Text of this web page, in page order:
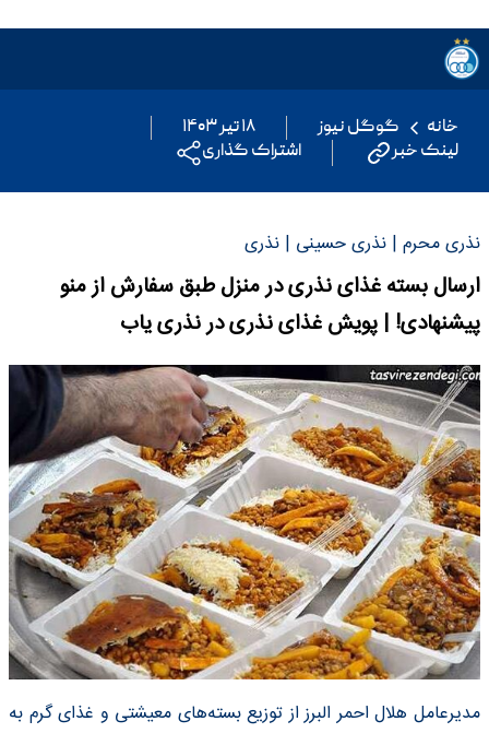
خانه گوگل نیوز
۱۸ تیر ۱۴۰۳
لینک خبر
اشتراک گذاری
نذری محرم | نذری حسینی | نذری
ارسال بسته غذای نذری در منزل طبق سفارش از منو
پیشنهادی! | پویش غذای نذری در نذری یاب
مدیرعامل هلال احمر البرز از توزیع بسته‌های معیشتی و غذای گرم به